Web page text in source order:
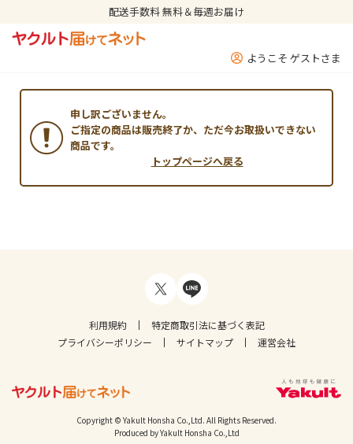
配送手数料 無料＆毎週お届け
ようこそ ゲストさま
申し訳ございません。
ご指定の商品は販売終了か、ただ今お取扱いできない
商品です。
トップページへ戻る
利用規約
特定商取引法に基づく表記
プライバシーポリシー
サイトマップ 運営会社
Copyright © Yakult Honsha Co.,Ltd. All Rights Reserved.
Produced by Yakult Honsha Co.,Ltd